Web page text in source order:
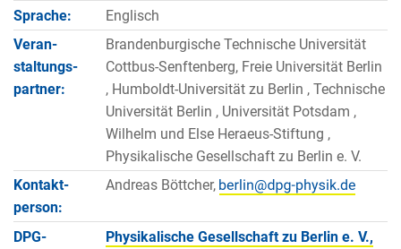
Sprache:
Englisch
Veran­
staltungs­
partner:
Brandenburgische Technische Universität
Cottbus-Senftenberg, Freie Universität Berlin
, Humboldt-Universität zu Berlin , Technische
Universität Berlin , Universität Potsdam ,
Wilhelm und Else Heraeus-Stiftung ,
Physikalische Gesellschaft zu Berlin e. V.
Kontakt­
person:
Andreas Böttcher,
DPG-
Physikalische Gesellschaft zu Berlin e. V.,